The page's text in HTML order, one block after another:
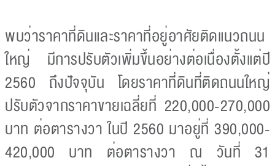
พบว่าราคาที่ดินและราคาที่อยู่อาศัยติดแนวถนน
ใหญ่ มีการปรับตัวเพิ่มขึ้นอย่างต่อเนื่องตั้งแต่ปี
2560 ถึงปัจจุบัน โดยราคาที่ดินที่ติดถนนใหญ่
ปรับตัวจากราคาขายเฉลี่ยที่ 220,000-270,000
บาท ต่อตารางวา ในปี 2560 มาอยู่ที่ 390,000-
420,000 บาท ต่อตารางวา ณ วันที่ 31